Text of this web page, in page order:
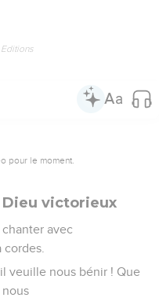
pour le moment.
victorieux
avec
veuille nous bénir ! Que
nous